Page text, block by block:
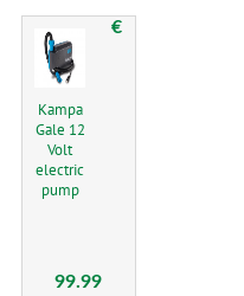
Kampa
Gale 12
Volt
electric
pump
€
99.99